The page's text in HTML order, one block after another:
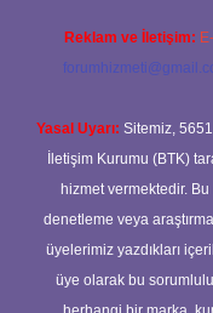
Reklam ve İletişim:
Yasal Uyarı: Sitemiz,
İletişim Kurumu (BTK)
hizmet vermektedir.
denetleme veya
üyelerimiz yazdıkları
üye olarak bu